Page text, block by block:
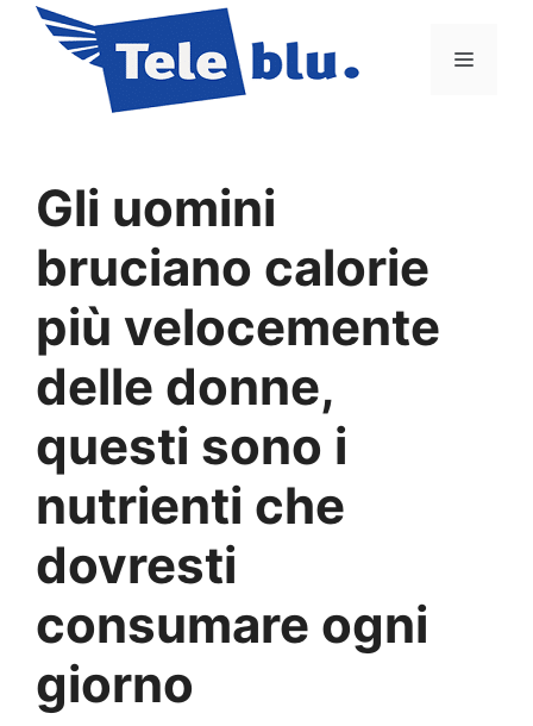
contenuto
Menu
Gli uomini
bruciano calorie
più velocemente
delle donne,
questi sono i
nutrienti che
dovresti
consumare ogni
giorno